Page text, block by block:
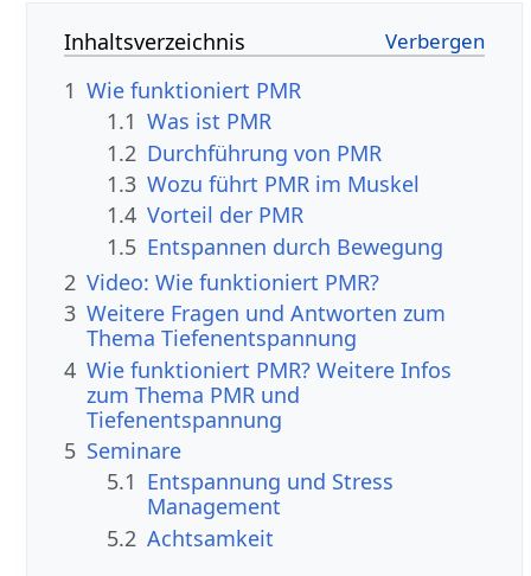
Inhaltsverzeichnis
1 Wie funktioniert PMR
1.1 Was ist PMR
1.2 Durchführung von PMR
1.3 Wozu führt PMR im Muskel
1.4 Vorteil der PMR
1.5 Entspannen durch Bewegung
2 Video: Wie funktioniert PMR?
3 Weitere Fragen und Antworten zum
Thema Tiefenentspannung
4 Wie funktioniert PMR? Weitere Infos
zum Thema PMR und
Tiefenentspannung
5 Seminare
5.1 Entspannung und Stress
Management
5.2 Achtsamkeit